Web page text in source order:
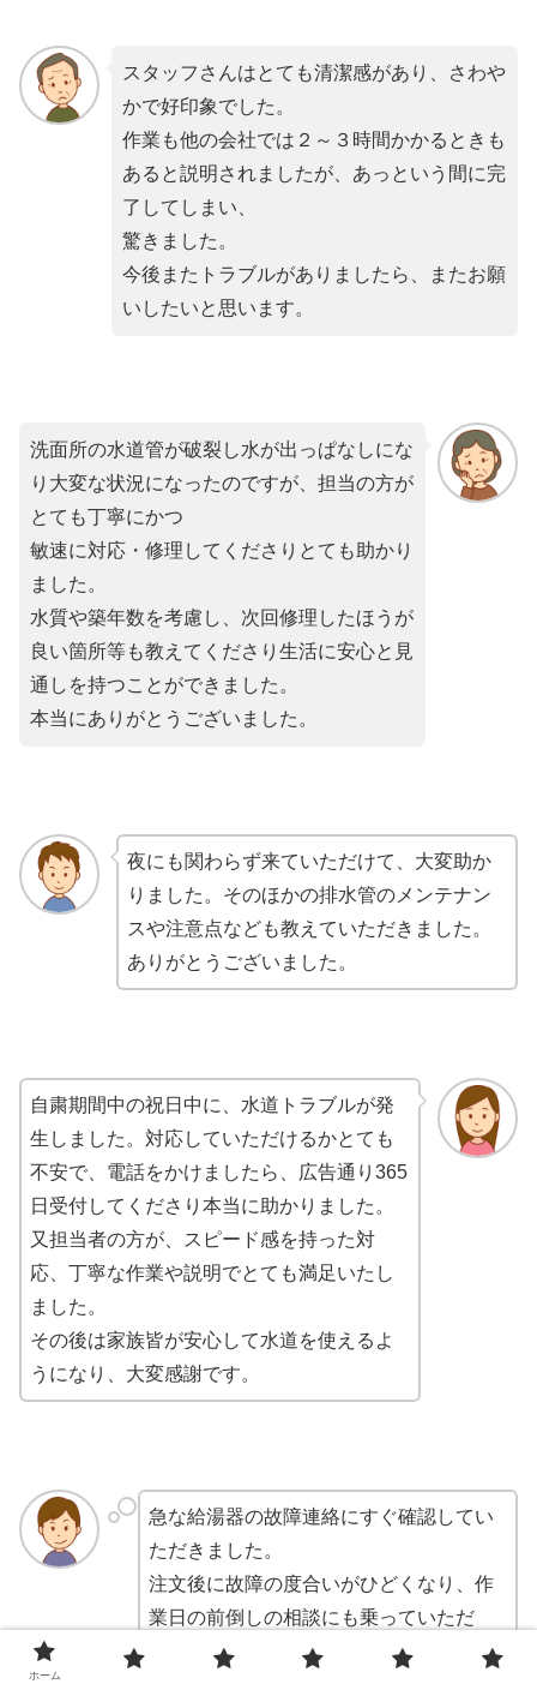
スタッフさんはとても清潔感があり、さわや
かで好印象でした。
作業も他の会社では２～３時間かかるときも
あると説明されましたが、あっという間に完
了してしまい、
驚きました。
今後またトラブルがありましたら、またお願
いしたいと思います。
洗面所の水道管が破裂し水が出っぱなしにな
り大変な状況になったのですが、担当の方が
とても丁寧にかつ
敏速に対応・修理してくださりとても助かり
ました。
水質や築年数を考慮し、次回修理したほうが
良い箇所等も教えてくださり生活に安心と見
通しを持つことができました。
本当にありがとうございました。
夜にも関わらず来ていただけて、大変助か
りました。そのほかの排水管のメンテナン
スや注意点なども教えていただきました。
ありがとうございました。
自粛期間中の祝日中に、水道トラブルが発
生しました。対応していただけるかとても
不安で、電話をかけましたら、広告通り365
日受付してくださり本当に助かりました。
又担当者の方が、スピード感を持った対
応、丁寧な作業や説明でとても満足いたし
ました。
その後は家族皆が安心して水道を使えるよ
うになり、大変感謝です。
急な給湯器の故障連絡にすぐ確認してい
ただきました。
注文後に故障の度合いがひどくなり、作
業日の前倒しの相談にも乗っていただ
き、在庫確認・作業日変更もスムーズで
ホーム